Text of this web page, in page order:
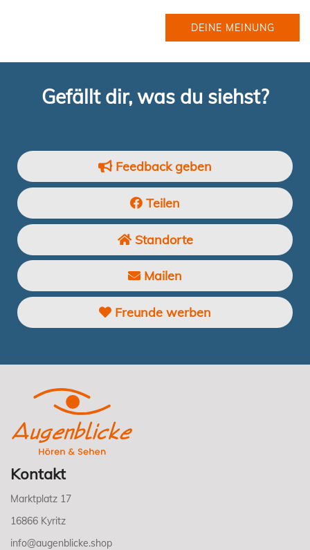
DEINE MEINUNG
Gefällt dir, was du siehst?
Feedback geben
Teilen
Standorte
Mailen
Freunde werben
Kontakt
Marktplatz 17
16866 Kyritz
info@augenblicke.shop